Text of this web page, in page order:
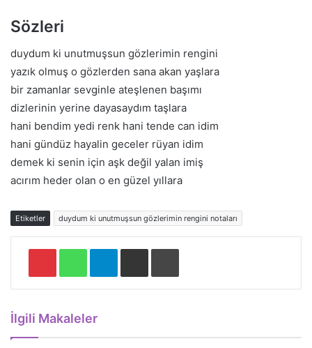
Sözleri
duydum ki unutmuşsun gözlerimin rengini
yazık olmuş o gözlerden sana akan yaşlara
bir zamanlar sevginle ateşlenen başımı
dizlerinin yerine dayasaydım taşlara
hani bendim yedi renk hani tende can idim
hani gündüz hayalin geceler rüyan idim
demek ki senin için aşk değil yalan imiş
acırım heder olan o en güzel yıllara
Etiketler duydum ki unutmuşsun gözlerimin rengini notaları
Pinterest WhatsApp Telegram E-Posta ile paylaş Yazdır
İlgili Makaleler